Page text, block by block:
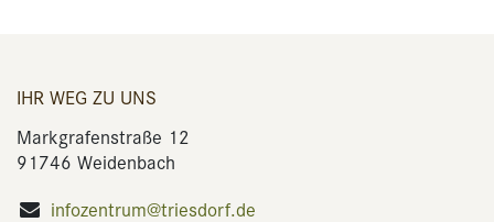
IHR WEG ZU UNS
Markgrafenstraße 12
91746 Weidenbach
infozentrum@triesdorf.de